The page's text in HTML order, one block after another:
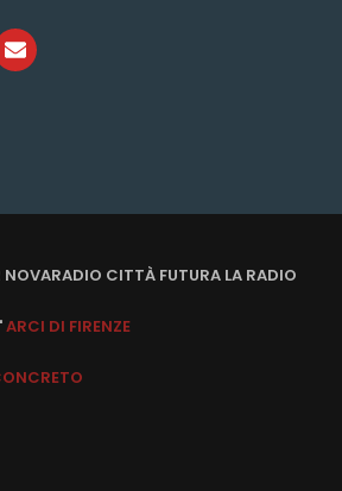
CITTÀ FUTURA LA RADIO
ARCI DI FIRENZE